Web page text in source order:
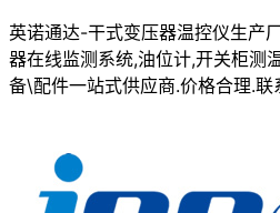
英诺通达-干式变压器温控仪生产
器在线监测系统,油位计,开关柜测
备\配件一站式供应商.价格合理.